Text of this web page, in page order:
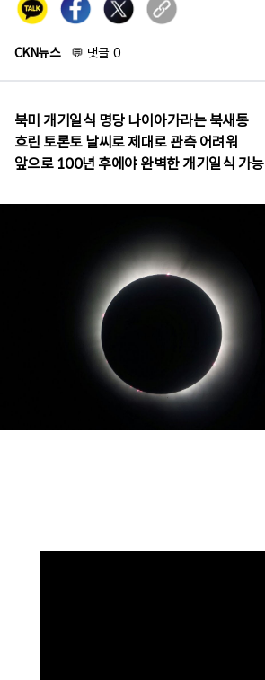
CKN뉴스 💬 댓글 0
북미 개기일식 명당 나이아가라는 북새통
흐린 토론토 날씨로 제대로 관측 어려워
앞으로 100년 후에야 완벽한 개기일식 가능